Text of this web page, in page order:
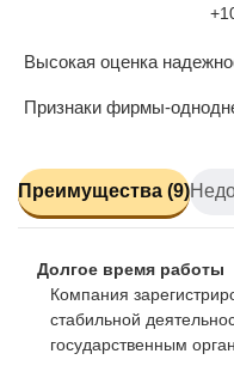
Высокая оценка
Признаки фирмы-
Преимущества (9)
Долгое время работы
Компания
стабильной
государственным